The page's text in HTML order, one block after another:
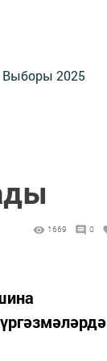
Выборы 2025
1669 0